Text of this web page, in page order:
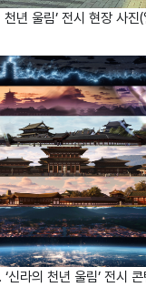
년 울림’ 전시 현장 사진
신라의 천년 울림’ 전시